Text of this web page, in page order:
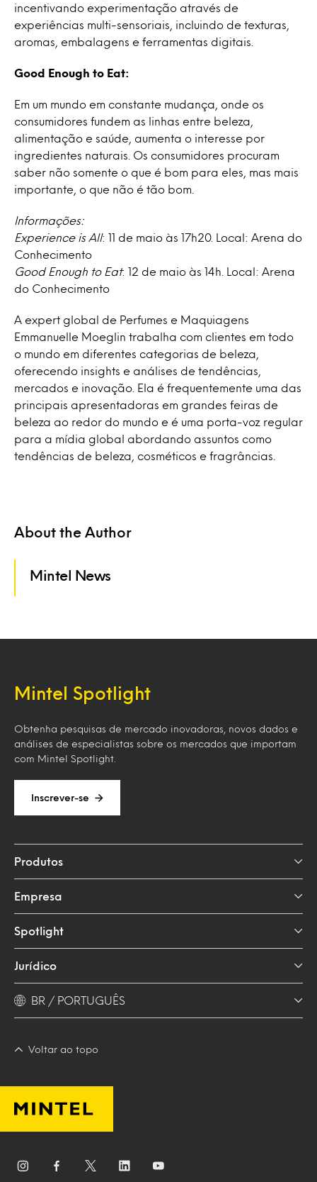
incentivando experimentação através de
experiências multi-sensoriais, incluindo de texturas,
aromas, embalagens e ferramentas digitais.
Good Enough to Eat:
Em um mundo em constante mudança, onde os
consumidores fundem as linhas entre beleza,
alimentação e saúde, aumenta o interesse por
ingredientes naturais. Os consumidores procuram
saber não somente o que é bom para eles, mas mais
importante, o que não é tão bom.
Informações:
Experience is All: 11 de maio às 17h20. Local: Arena do
Conhecimento
Good Enough to Eat: 12 de maio às 14h. Local: Arena
do Conhecimento
A expert global de Perfumes e Maquiagens
Emmanuelle Moeglin trabalha com clientes em todo
o mundo em diferentes categorias de beleza,
oferecendo insights e análises de tendências,
mercados e inovação. Ela é frequentemente uma das
principais apresentadoras em grandes feiras de
beleza ao redor do mundo e é uma porta-voz regular
para a mídia global abordando assuntos como
tendências de beleza, cosméticos e fragrâncias.
About the Author
Mintel News
Mintel Spotlight
Obtenha pesquisas de mercado inovadoras, novos dados e
análises de especialistas sobre os mercados que importam
com Mintel Spotlight.
Inscrever-se
Produtos
Empresa
Spotlight
Jurídico
BR / PORTUGUÊS
Voltar ao topo